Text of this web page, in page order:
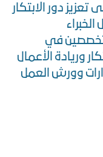
دور الابتكار
في
وريادة الأعمال
وورش العمل